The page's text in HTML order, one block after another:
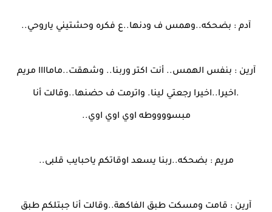
آدم : بضحكه..وهمس ف ودنها..ع فكره وحشتيني ياروحي..
آرين : بنفس الهمس.. أنت اكتر وربنا.. وشهقت..ماماااا مريم
.اخيرا..اخيرا رجعتي لينا. واترمت ف حضنها..وقالت أنا
مبسووووطه اوي اوي اوي..
مريم : بضحكه..ربنا يسعد اوقاتكم ياحبايب قلبى..
آرين : قامت ومسكت طبق الفاكهة..وقالت أنا جبتلكم طبق